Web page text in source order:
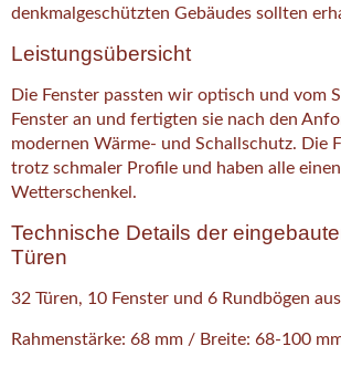
denkmalgeschützten Gebäudes sollten
Leistungsübersicht
Die Fenster passten wir optisch und vom
Fenster an und fertigten sie nach den
modernen Wärme- und Schallschutz. Die
trotz schmaler Profile und haben alle
Wetterschenkel.
Technische Details der
Türen
32 Türen, 10 Fenster und 6 Rundbögen
Rahmenstärke: 68 mm / Breite: 68-100